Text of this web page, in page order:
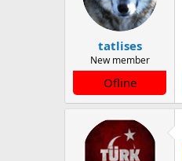
tatlises
New member
Ofline